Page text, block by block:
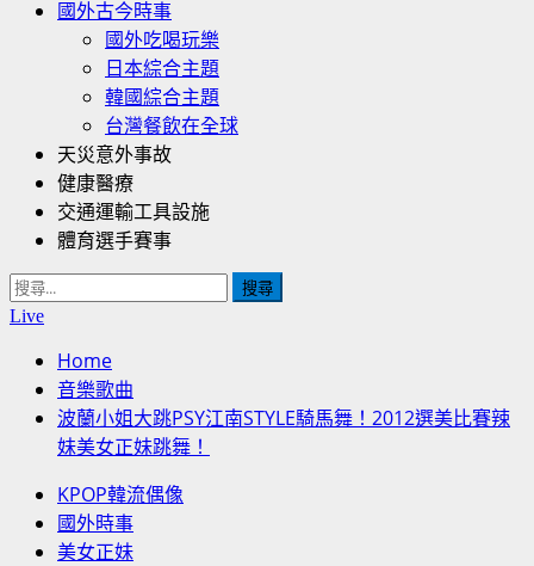
國外古今時事
國外吃喝玩樂
日本綜合主題
韓國綜合主題
台灣餐飲在全球
天災意外事故
健康醫療
交通運輸工具設施
體育選手賽事
搜
尋
Live
Home
音樂歌曲
波蘭小姐大跳PSY江南STYLE騎馬舞！2012選美比賽辣
妹美女正妹跳舞！
KPOP韓流偶像
國外時事
美女正妹